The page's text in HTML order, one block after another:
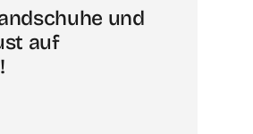
und
auf